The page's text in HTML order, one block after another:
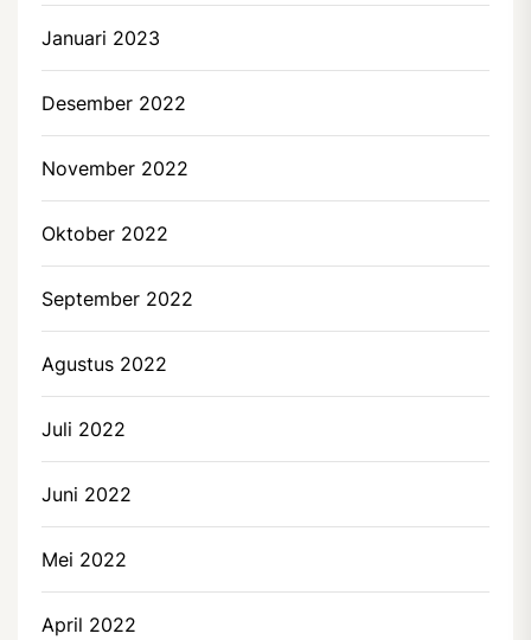
Januari 2023
Desember 2022
November 2022
Oktober 2022
September 2022
Agustus 2022
Juli 2022
Juni 2022
Mei 2022
April 2022